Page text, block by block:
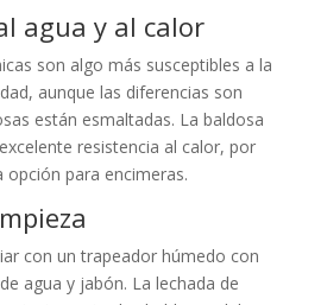
agua y al calor
son algo más susceptibles a la
aunque las diferencias son
están esmaltadas. La baldosa
resistencia al calor, por
opción para encimeras.
con un trapeador húmedo con
agua y jabón. La lechada de